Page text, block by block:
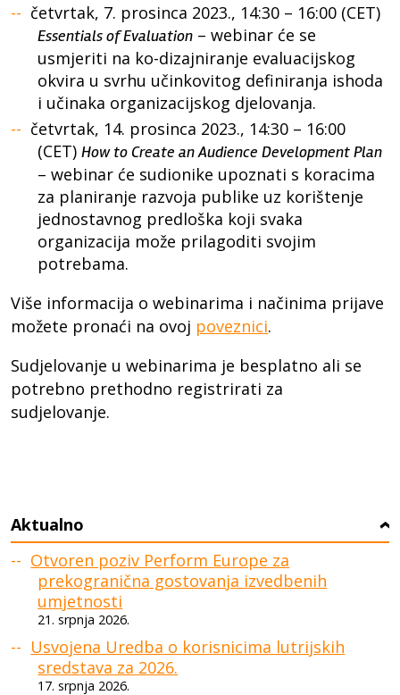
četvrtak, 7. prosinca 2023., 14:30 – 16:00 (CET)
Essentials of Evaluation – webinar će se
usmjeriti na ko-dizajniranje evaluacijskog
okvira u svrhu učinkovitog definiranja ishoda
i učinaka organizacijskog djelovanja.
četvrtak, 14. prosinca 2023., 14:30 – 16:00
(CET)How to Create an Audience Development Plan
– webinar će sudionike upoznati s koracima
za planiranje razvoja publike uz korištenje
jednostavnog predloška koji svaka
organizacija može prilagoditi svojim
potrebama.
Više informacija o webinarima i načinima prijave
možete pronaći na ovoj poveznici.
Sudjelovanje u webinarima je besplatno ali se
potrebno prethodno registrirati za
sudjelovanje.
Aktualno ›
Otvoren poziv Perform Europe za
prekogranična gostovanja izvedbenih
umjetnosti
21. srpnja 2026.
Usvojena Uredba o korisnicima lutrijskih
sredstava za 2026.
17. srpnja 2026.